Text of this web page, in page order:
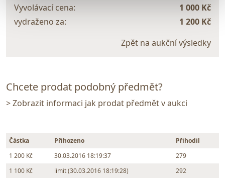
Vyvolávací cena:
1 000 Kč
vydraženo za:
1 200 Kč
Zpět na aukční výsledky
Chcete prodat podobný předmět?
> Zobrazit informaci jak prodat předmět v aukci
Částka Přihozeno
Přihodil
1 200 Kč
30.03.2016 18:19:37
279
1 100 Kč
limit (30.03.2016 18:19:28) 292